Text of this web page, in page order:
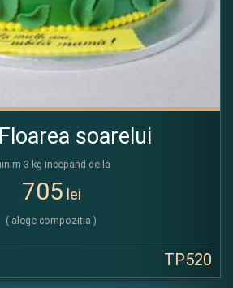
soarelui
3 kg incepand de la
705 lei
( alege compozitia )
TP520